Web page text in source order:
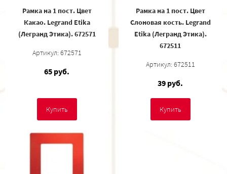
Рамка на 1 пост. Цвет
Какао. Legrand Etika
(Легранд Этика). 672571
Артикул: 672571
65 руб.
Купить
Рамка на 1 пост. Цвет
Слоновая кость. Legrand
Etika (Легранд Этика).
672511
Артикул: 672511
39 руб.
Купить